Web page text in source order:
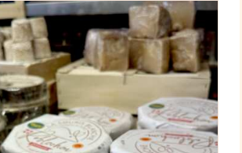
AJOUTER AU PANIER
/